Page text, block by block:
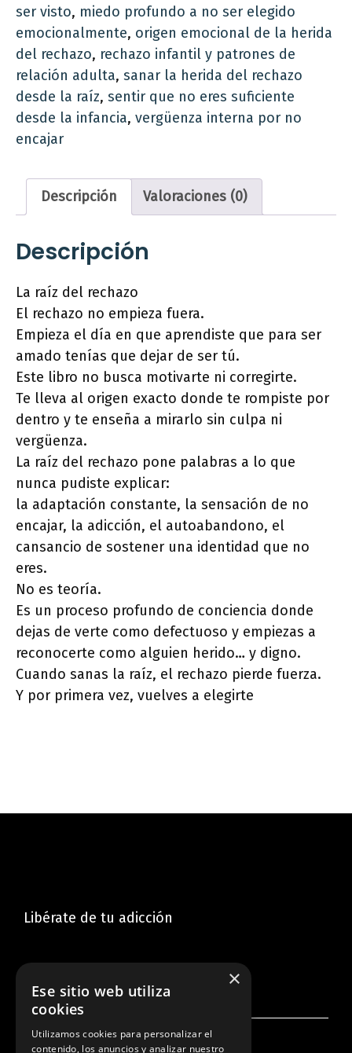
ser visto, miedo profundo a no ser elegido
emocionalmente, origen emocional de la herida
del rechazo, rechazo infantil y patrones de
relación adulta, sanar la herida del rechazo
desde la raíz, sentir que no eres suficiente
desde la infancia, vergüenza interna por no
encajar
Descripción Valoraciones (0)
Descripción
La raíz del rechazo
El rechazo no empieza fuera.
Empieza el día en que aprendiste que para ser
amado tenías que dejar de ser tú.
Este libro no busca motivarte ni corregirte.
Te lleva al origen exacto donde te rompiste por
dentro y te enseña a mirarlo sin culpa ni
vergüenza.
La raíz del rechazo pone palabras a lo que
nunca pudiste explicar:
la adaptación constante, la sensación de no
encajar, la adicción, el autoabandono, el
cansancio de sostener una identidad que no
eres.
No es teoría.
Es un proceso profundo de conciencia donde
dejas de verte como defectuoso y empiezas a
reconocerte como alguien herido… y digno.
Cuando sanas la raíz, el rechazo pierde fuerza.
Y por primera vez, vuelves a elegirte
Libérate de tu adicción
×
Ese sitio web utiliza
cookies
Utilizamos cookies para personalizar el
contenido, los anuncios y analizar nuestro